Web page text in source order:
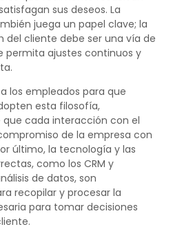
sus deseos. La
juega un papel clave; la
del cliente debe ser una vía de
permita ajustes continuos y
los empleados para que
esta filosofía,
que cada interacción con el
de la empresa con
último, la tecnología y las
como los CRM y
de datos, son
recopilar y procesar la
para tomar decisiones